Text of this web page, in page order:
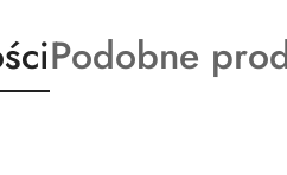
Produkty
o
Podobne